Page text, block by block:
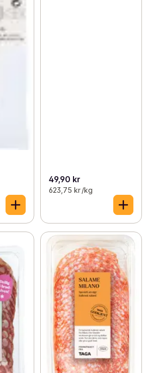
49,90 kr
623,75 kr /kg